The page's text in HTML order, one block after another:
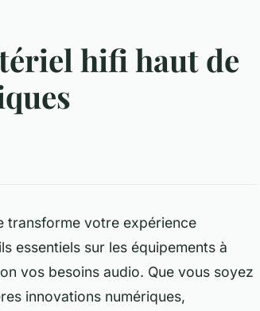
hifi haut de
transforme votre expérience
essentiels sur les équipements à
vos besoins audio. Que vous soyez
innovations numériques,